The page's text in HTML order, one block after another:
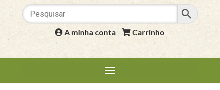
A minha conta | Carrinho